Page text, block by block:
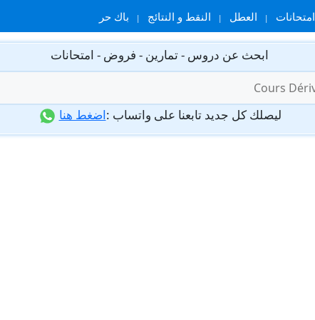
امتحانات العطل النقط و النتائج باك حر
ابحث عن دروس - تمارين - فروض - امتحانات
ليصلك كل جديد تابعنا على واتساب :اضغط هنا